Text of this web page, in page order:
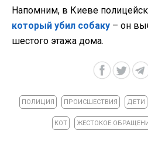
Напомним, в Киеве
который убил собаку – он
шестого этажа дома.
ПОЛИЦИЯ ПРОИСШЕСТВИЯ ДЕТИ
КОТ ЖЕСТОКОЕ